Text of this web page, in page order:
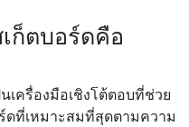
ก็ตบอร์ดคือ
เครื่องมือเชิงโต้ตอบที่ช่วย
ที่เหมาะสมที่สุดตามความ